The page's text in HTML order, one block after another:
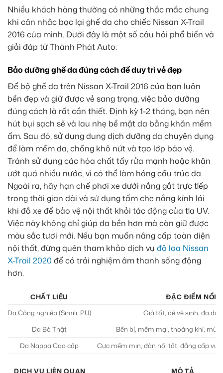
Nhiều khách hàng thường có những thắc mắc chung
khi cân nhắc bọc lại ghế da cho chiếc Nissan X-Trail
2016 của mình. Dưới đây là một số câu hỏi phổ biến và
giải đáp từ Thành Phát Auto:
Bảo dưỡng ghế da đúng cách để duy trì vẻ đẹp
Để bộ ghế da trên Nissan X-Trail 2016 của bạn luôn
bền đẹp và giữ được vẻ sang trọng, việc bảo dưỡng
đúng cách là rất cần thiết. Định kỳ 1-2 tháng, bạn nên
hút bụi sạch sẽ và lau nhẹ bề mặt da bằng khăn mềm
ẩm. Sau đó, sử dụng dung dịch dưỡng da chuyên dụng
để làm mềm da, chống khô nứt và tạo lớp bảo vệ.
Tránh sử dụng các hóa chất tẩy rửa mạnh hoặc khăn
ướt quá nhiều nước, vì có thể làm hỏng cấu trúc da.
Ngoài ra, hãy hạn chế phơi xe dưới nắng gắt trực tiếp
trong thời gian dài và sử dụng tấm che nắng kính lái
khi đỗ xe để bảo vệ nội thất khỏi tác động của tia UV.
Việc này không chỉ giúp da bền hơn mà còn giữ được
màu sắc tươi mới. Nếu bạn muốn nâng cấp toàn diện
nội thất, đừng quên tham khảo dịch vụ độ loa Nissan
X-Trail 2020 để có trải nghiệm âm thanh sống động
hơn.
CHẤT LIỆU
ĐẶC ĐIỂM NỔI
Da Công nghiệp (Simili, PU)
Giá tốt, dễ vệ sinh, đa
Da Bò Thật
Bền bỉ, mềm mại, thoáng khí, mùi
Da Nappa Cao cấp
Cực mềm mịn, đàn hồi tốt, đẳng cấp
DỊCH VỤ LIÊN QUAN
MÔ TẢ